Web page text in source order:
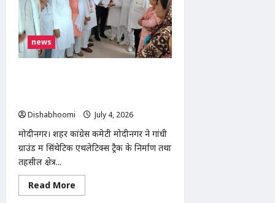
का
आरोप,
गंभीर
हालत
में
दिल्ली
एम्स
news
Dishabhoomi
July 4, 2026
मोदीनगर। शहर कांग्रेस कमेटी मोदीनगर ने गांधी
ग्राउंड में सिंथेटिक एथलेटिक्स ट्रैक के निर्माण तथा
तहसील क्षेत्र...
Read More
more